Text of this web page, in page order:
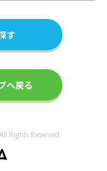
す
へ戻る
Rights Reserved.